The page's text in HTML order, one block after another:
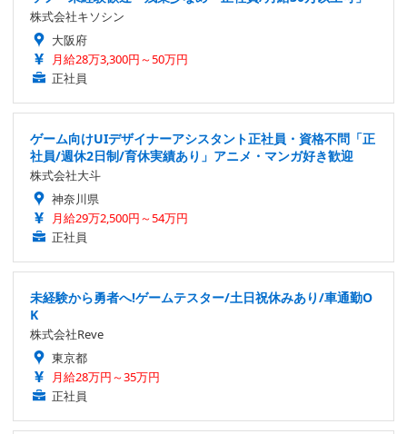
株式会社キソシン
大阪府
月給28万3,300円～50万円
正社員
ゲーム向けUIデザイナーアシスタント正社員・資格不問「正
社員/週休2日制/育休実績あり」アニメ・マンガ好き歓迎
株式会社大斗
神奈川県
月給29万2,500円～54万円
正社員
未経験から勇者へ!ゲームテスター/土日祝休みあり/車通勤O
K
株式会社Reve
東京都
月給28万円～35万円
正社員